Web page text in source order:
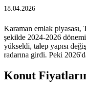
18.04.2026
Karaman emlak
şekilde 2024-2026
yükseldi, talep yapısı
radarına girdi. Peki
Konut